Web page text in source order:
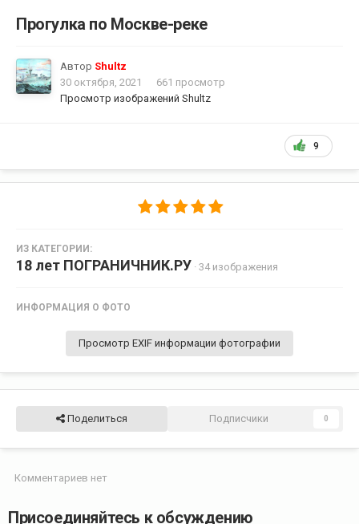
Прогулка по Москве-реке
Автор Shultz
30 октября, 2021
661 просмотр
Просмотр изображений Shultz
9
ИЗ КАТЕГОРИИ:
18 лет ПОГРАНИЧНИК.РУ · 34 изображения
ИНФОРМАЦИЯ О ФОТО
Просмотр EXIF информации фотографии
Поделиться Подписчики 0
Комментариев нет
Присоединяйтесь к обсуждению